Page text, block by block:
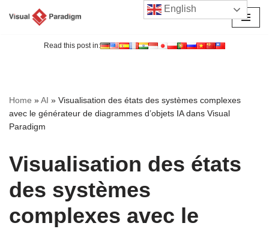
Read this post in:
Home »AI » Visualisation des états des systèmes complexes
avec le générateur de diagrammes d’objets IA dans Visual
Paradigm
Visualisation des états
des systèmes
complexes avec le
English